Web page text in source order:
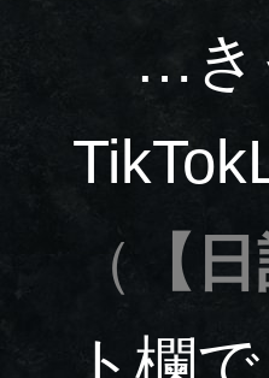
…き
（
【
ト欄で